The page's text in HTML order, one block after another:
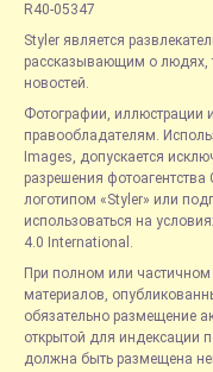
R40-05347
Styler является
рассказывающим о людях,
новостей.
Фотографии, иллюстрации
правообладателям.
Images, допускается
разрешения
логотипом «Styler» или
использоваться на
4.0 International.
При полном или
материалов,
обязательно размещение
открытой для индексации
должна быть размещена